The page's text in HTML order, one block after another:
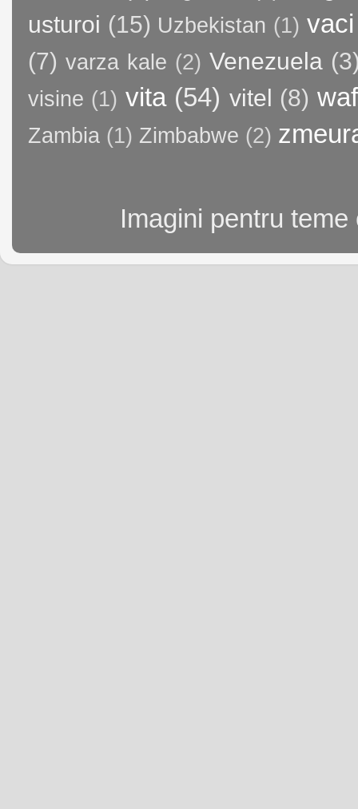
usturoi (15) Uzbekistan (1) vaci
(7) varza kale (2) Venezuela
visine (1) vita (54) vitel (8)
Zambia (1) Zimbabwe (2)
Imagini pentru